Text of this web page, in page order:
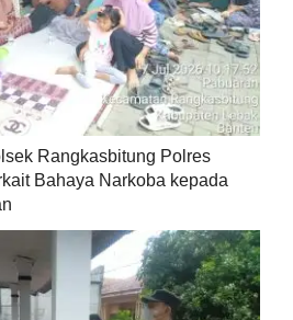
Rangkasbitung Polres
Bahaya Narkoba kepada